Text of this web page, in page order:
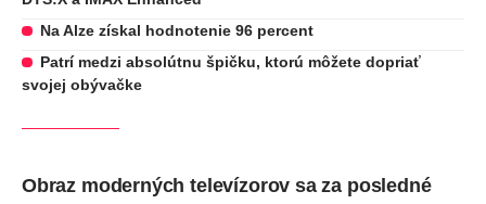
Na Alze získal hodnotenie 96 percent
Patrí medzi absolútnu špičku, ktorú môžete dopriať
svojej obývačke
Obraz moderných televízorov sa za posledné